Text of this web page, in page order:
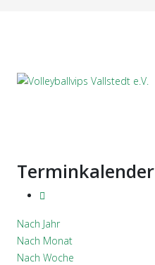
Terminkalender
Nach Jahr
Nach Monat
Nach Woche